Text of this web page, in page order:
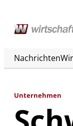
Nachrichten
Unternehmen